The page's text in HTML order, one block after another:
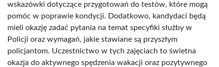
wskazówki dotyczące przygotowań do testów, które mogą
pomóc w poprawie kondycji. Dodatkowo, kandydaci będą
mieli okazję zadać pytania na temat specyfiki służby w
Policji oraz wymagań, jakie stawiane są przyszłym
policjantom. Uczestnictwo w tych zajęciach to świetna
okazja do aktywnego spędzenia wakacji oraz pozytywnego